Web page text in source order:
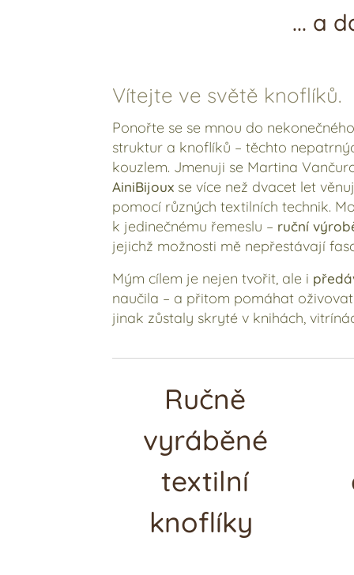
... a
Vítejte ve světě knoflíků.
Ponořte se se mnou do
struktur a knoflíků – těchto
kouzlem. Jmenuji se Martina
AiniBijoux se více než dvacet let
pomocí různých textilních technik.
k jedinečnému řemeslu – ruční
jejichž možnosti mě nepřestávají
Mým cílem je nejen tvořit, ale i
naučila – a přitom pomáhat
jinak zůstaly skryté v knihách,
Ručně
vyráběné
textilní
knoflíky